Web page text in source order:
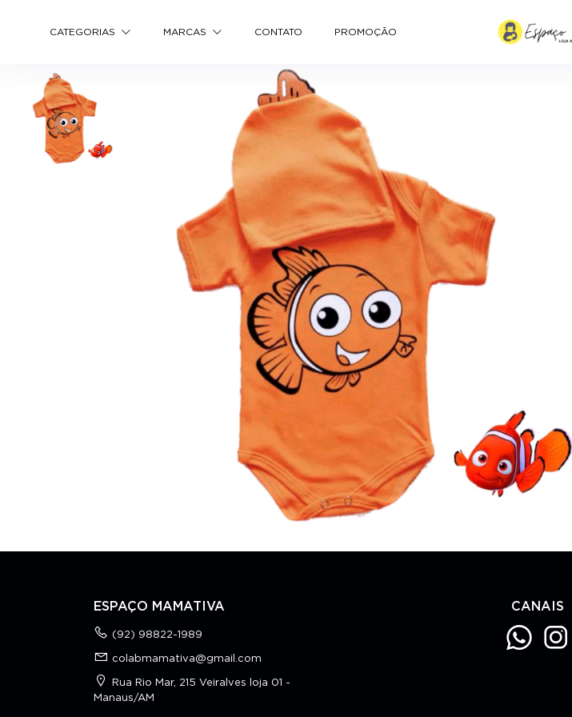
CATEGORIAS MARCAS CONTATO PROMOÇÃO
ESPAÇO MAMATIVA
(92) 98822-1989
colabmamativa@gmail.com
Rua Rio Mar, 215 Veiralves loja 01 -
Manaus/AM
CANAIS